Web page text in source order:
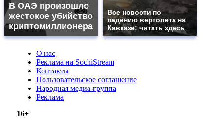
В ОАЭ произошло
жестокое убийство
криптомиллионера
Все новости по
падению вертолета на
Кавказе: читать здесь
О нас
Реклама на SochiStream
Контакты
Пользовательское соглашение
Народная медиа-группа
Реклама
16+